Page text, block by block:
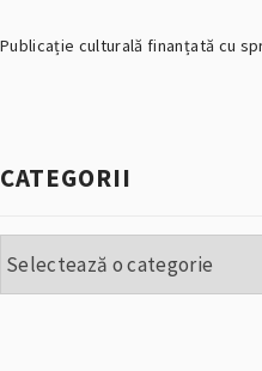
Publicație culturală finanțată cu
CATEGORII